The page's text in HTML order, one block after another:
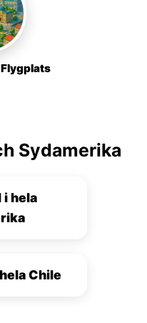
Sydamerika
i hela
Chile